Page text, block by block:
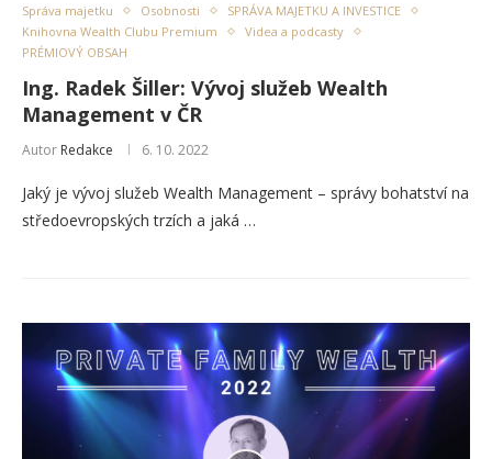
Správa majetku
Osobnosti
SPRÁVA MAJETKU A INVESTICE
Knihovna Wealth Clubu Premium
Videa a podcasty
PRÉMIOVÝ OBSAH
Ing. Radek Šiller: Vývoj služeb Wealth
Management v ČR
Autor Redakce 6. 10. 2022
Jaký je vývoj služeb Wealth Management – správy bohatství na
středoevropských trzích a jaká …